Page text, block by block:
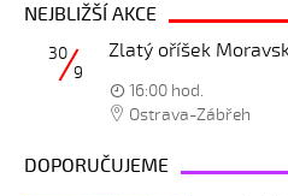
NEJBLIŽŠÍ AKCE
Zlatý oříšek
30
9
16:00 hod.
Ostrava-Zábřeh
DOPORUČUJEME